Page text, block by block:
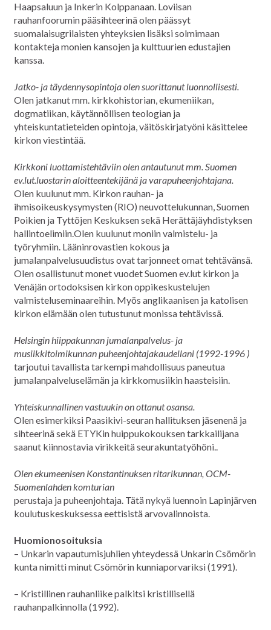
Haapsaluun ja Inkerin Kolppanaan. Loviisan
rauhanfoorumin pääsihteerinä olen päässyt
suomalaisugrilaisten yhteyksien lisäksi solmimaan
kontakteja monien kansojen ja kulttuurien edustajien
kanssa.
Jatko- ja täydennysopintoja olen suorittanut luonnollisesti.
Olen jatkanut mm. kirkkohistorian, ekumeniikan,
dogmatiikan, käytännöllisen teologian ja
yhteiskuntatieteiden opintoja, väitöskirjatyöni käsittelee
kirkon viestintää.
Kirkkoni luottamistehtäviin olen antautunut mm. Suomen
ev.lut.luostarin aloitteentekijänä ja varapuheenjohtajana.
Olen kuulunut mm. Kirkon rauhan- ja
ihmisoikeuskysymysten (RIO) neuvottelukunnan, Suomen
Poikien ja Tyttöjen Keskuksen sekä Herättäjäyhdistyksen
hallintoelimiin.Olen kuulunut moniin valmistelu- ja
työryhmiin. Lääninrovastien kokous ja
jumalanpalvelusuudistus ovat tarjonneet omat tehtävänsä.
Olen osallistunut monet vuodet Suomen ev.lut kirkon ja
Venäjän ortodoksisen kirkon oppikeskustelujen
valmisteluseminaareihin. Myös anglikaanisen ja katolisen
kirkon elämään olen tutustunut monissa tehtävissä.
Helsingin hiippakunnan jumalanpalvelus- ja
musiikkitoimikunnan puheenjohtajakaudellani (1992-1996 )
tarjoutui tavallista tarkempi mahdollisuus paneutua
jumalanpalveluselämän ja kirkkomusiikin haasteisiin.
Yhteiskunnallinen vastuukin on ottanut osansa.
Olen esimerkiksi Paasikivi-seuran hallituksen jäsenenä ja
sihteerinä sekä ETYKin huippukokouksen tarkkailijana
saanut kiinnostavia virikkeitä seurakuntatyöhöni..
Olen ekumeenisen Konstantinuksen ritarikunnan, OCM-
Suomenlahden komturian
perustaja ja puheenjohtaja. Tätä nykyä luennoin Lapinjärven
koulutuskeskuksessa eettisistä arvovalinnoista.
Huomionosoituksia
– Unkarin vapautumisjuhlien yhteydessä Unkarin Csömörin
kunta nimitti minut Csömörin kunniaporvariksi (1991).
– Kristillinen rauhanliike palkitsi kristillisellä
rauhanpalkinnolla (1992).